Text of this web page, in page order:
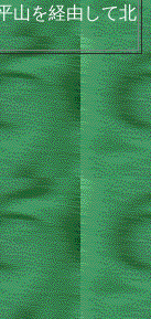
山を経由して北